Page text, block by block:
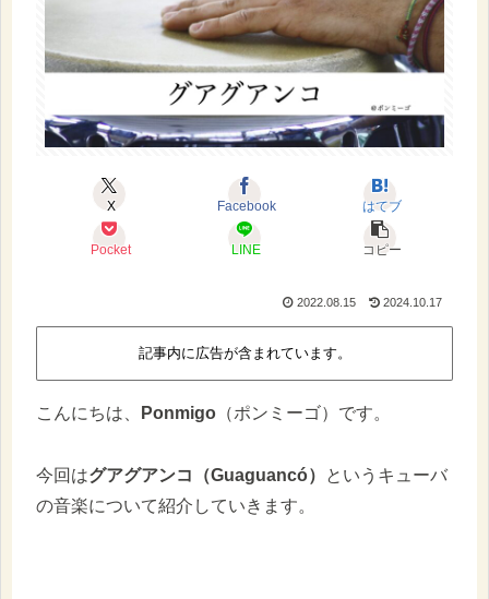
X Facebook はてブ
Pocket LINE コピー
2022.08.15 2024.10.17
記事内に広告が含まれています。
こんにちは、 Ponmigo （ポンミーゴ）です。
今回はグアグアンコ（Guaguancó）
というキューバ
の音楽について紹介していきます。